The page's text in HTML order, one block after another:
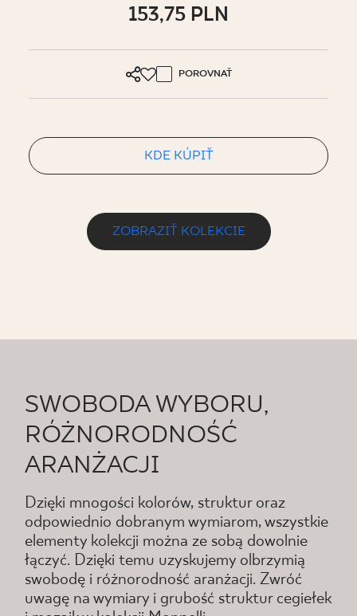
153,75 PLN
POROVNAŤ
KDE KÚPIŤ
ZOBRAZIŤ KOLEKCIE
SWOBODA WYBORU,
RÓŻNORODNOŚĆ
ARANŻACJI
Dzięki mnogości kolorów, struktur oraz
odpowiednio dobranym wymiarom, wszystkie
elementy kolekcji można ze sobą dowolnie
łączyć. Dzięki temu uzyskujemy olbrzymią
swobodę i różnorodność aranżacji. Zwróć
uwagę na wymiary i grubość struktur cegiełek